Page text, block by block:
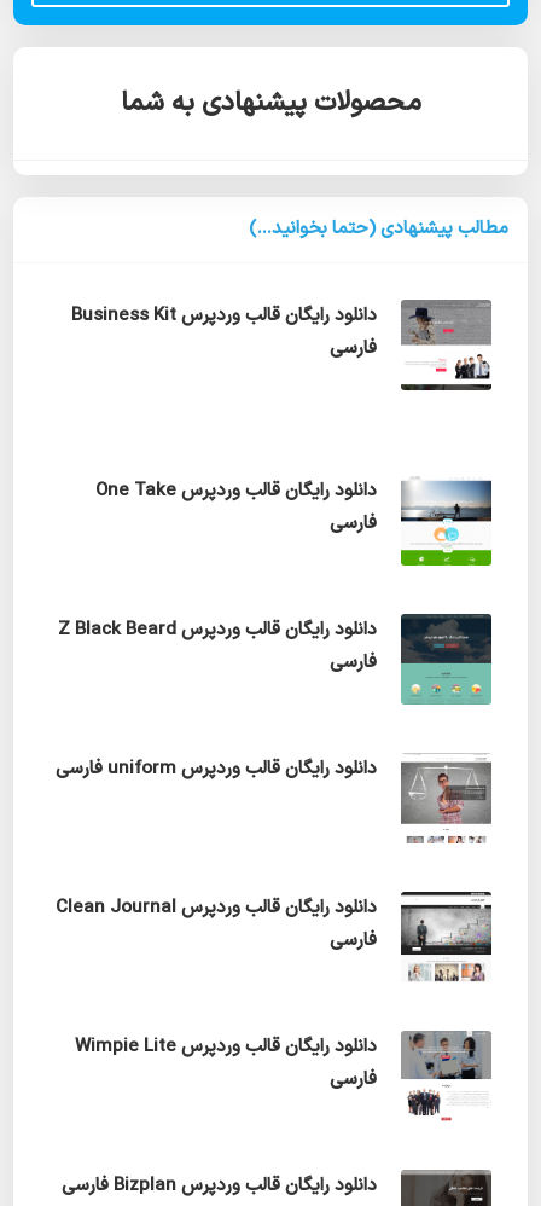
محصولات پیشنهادی به شما
مطالب پیشنهادی (حتما بخوانید...)
دانلود رایگان قالب وردپرس Business Kit
فارسی
دانلود رایگان قالب وردپرس One Take
فارسی
دانلود رایگان قالب وردپرس Z Black Beard
فارسی
دانلود رایگان قالب وردپرس uniform فارسی
دانلود رایگان قالب وردپرس Clean Journal
فارسی
دانلود رایگان قالب وردپرس Wimpie Lite
فارسی
دانلود رایگان قالب وردپرس Bizplan فارسی